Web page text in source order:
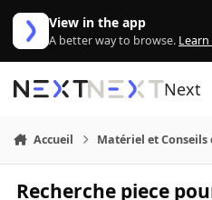
Aller au contenu
View in the app
A better way to browse.
Next
Accueil Matériel et Conseils
Recherche piece